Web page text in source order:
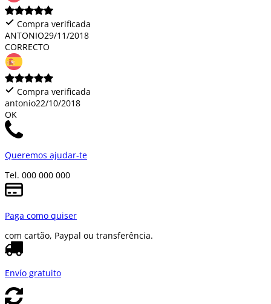
Compra verificada
ANTONIO29/11/2018
CORRECTO
Compra verificada
antonio22/10/2018
OK
Queremos ajudar-te
Tel. 000 000 000
Paga como quiser
com cartão, Paypal ou transferência.
Envío gratuito